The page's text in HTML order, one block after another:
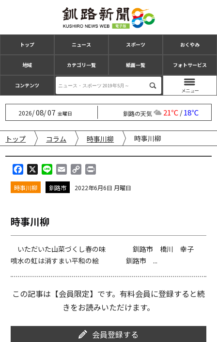
トップ ニュース スポーツ おくやみ
地域 カテゴリ一覧 紙面一覧 フォトサービス
コンテンツ
2026/08/07 金曜日 釧路の天気 21℃/18℃
トップ コラム 時事川柳 時事川柳
a
c
o
o
k
i
n
m
a
p
n
i
時事川柳 釧路市 2022年6月6日 月曜日
時事川柳
いただいた山菜づくし春の味 釧路市 橋川 幸子
噴水の虹は消すまい平和の絵 釧路市 ...
この記事は【会員限定】です。有料会員に登録すると続
きをお読みいただけます。
会員登録する